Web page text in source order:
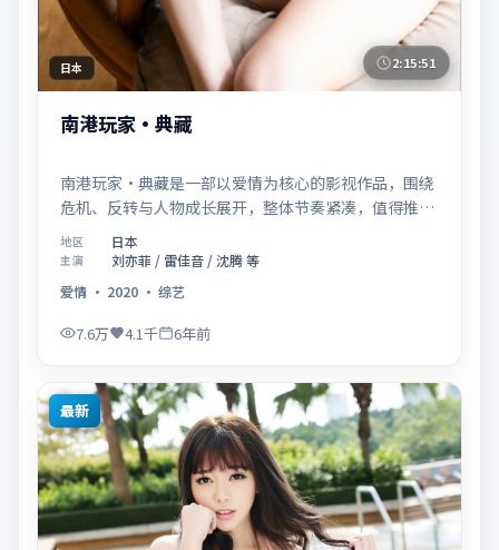
日本 2:15:51
南港玩家·典藏
南港玩家·典藏是一部以爱情为核心的影视作品，围绕
危机、反转与人物成长展开，整体节奏紧凑，值得推荐
观看。
地区 日本
主演
刘亦菲 / 雷佳音 / 沈腾 等
爱情 · 2020 · 综艺
7.6万 4.1千 6年前
最新